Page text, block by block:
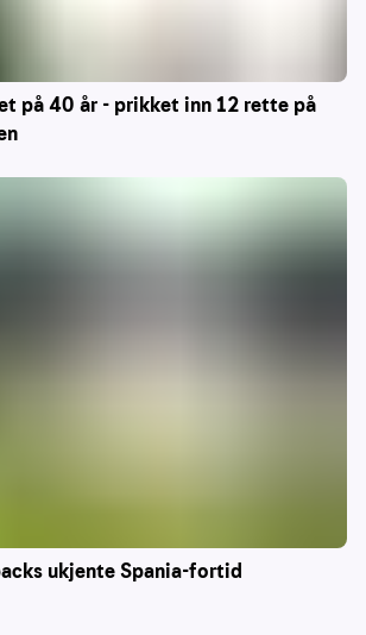
på 40 år - prikket inn 12 rette på
ukjente Spania-fortid